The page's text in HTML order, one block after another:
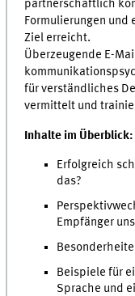
partnerschaftlich
Formulierungen und
Ziel erreicht.
Überzeugende E-
für verständliches
vermittelt und
Inhalte im Überblick:
Erfolgreich
das?
Empfänger
Beispiele für
Sprache und